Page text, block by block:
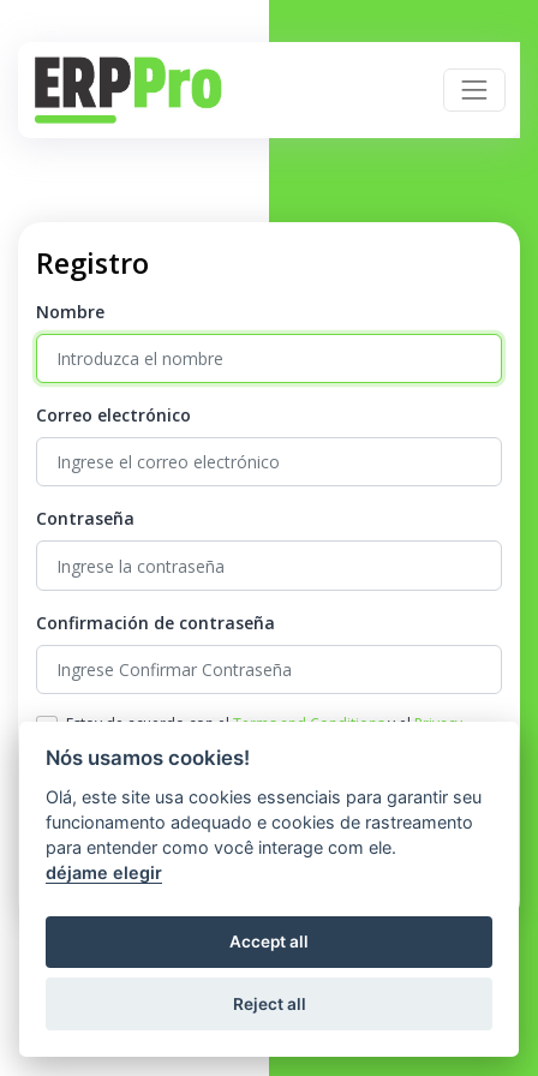
Registro
Nombre
Correo electrónico
Contraseña
Confirmación de contraseña
Estoy de acuerdo con el Terms and Conditionsy el Privacy
Policy
Registro
¿Ya tienes una cuenta?Acceso
© 2026 Todos os direitos reservados por PRONEC
Nós usamos cookies!
Olá, este site usa cookies essenciais para garantir seu
funcionamento adequado e cookies de rastreamento
para entender como você interage com ele.
déjame elegir
Accept all
Reject all